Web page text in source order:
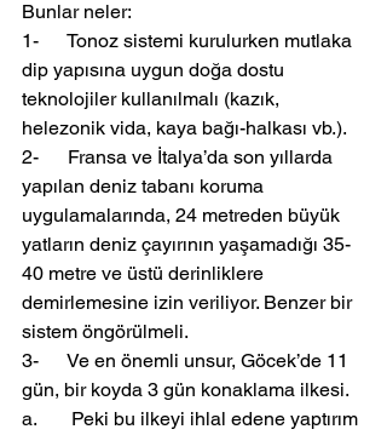
Bunlar neler:
1-      Tonoz sistemi kurulurken mutlaka
dip yapısına uygun doğa dostu
teknolojiler kullanılmalı (kazık,
helezonik vida, kaya bağı-halkası vb.).
2-      Fransa ve İtalya’da son yıllarda
yapılan deniz tabanı koruma
uygulamalarında, 24 metreden büyük
yatların deniz çayırının yaşamadığı 35-
40 metre ve üstü derinliklere
demirlemesine izin veriliyor. Benzer bir
sistem öngörülmeli.
3-      Ve en önemli unsur, Göcek’de 11
gün, bir koyda 3 gün konaklama ilkesi.
a.       Peki bu ilkeyi ihlal edene yaptırım